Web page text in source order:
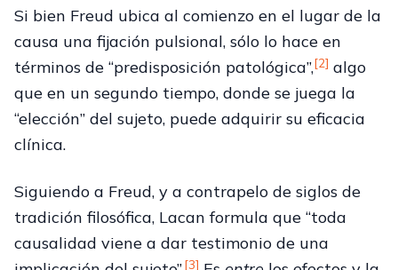
Si bien Freud ubica al comienzo en el lugar de la
causa una fijación pulsional, sólo lo hace en
términos de “predisposición patológica”,[2] algo
que en un segundo tiempo, donde se juega la
“elección” del sujeto, puede adquirir su eficacia
clínica.
Siguiendo a Freud, y a contrapelo de siglos de
tradición filosófica, Lacan formula que “toda
causalidad viene a dar testimonio de una
[3]